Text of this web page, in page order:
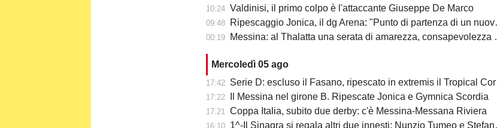
10:24 Valdinisi, il primo colpo è l'attaccante Giuseppe De Marco
09:48 Ripescaggio Jonica, il dg Arena: "Punto di partenza di un nuovo percorso"
00:19 Messina: al Thalatta una serata di amarezza, consapevolezza e speranza
Mercoledì 05 ago
17:42 Serie D: escluso il Fasano, ripescato in extremis il Tropical Coriano
17:22 Il Messina nel girone B. Ripescate Jonica e Gymnica Scordia
17:21 Coppa Italia, subito due derby: c'è Messina-Messana Riviera
16:10 1^-Il Sinagra si regala altri due innesti: Nunzio Tumeo e Stefano Calà